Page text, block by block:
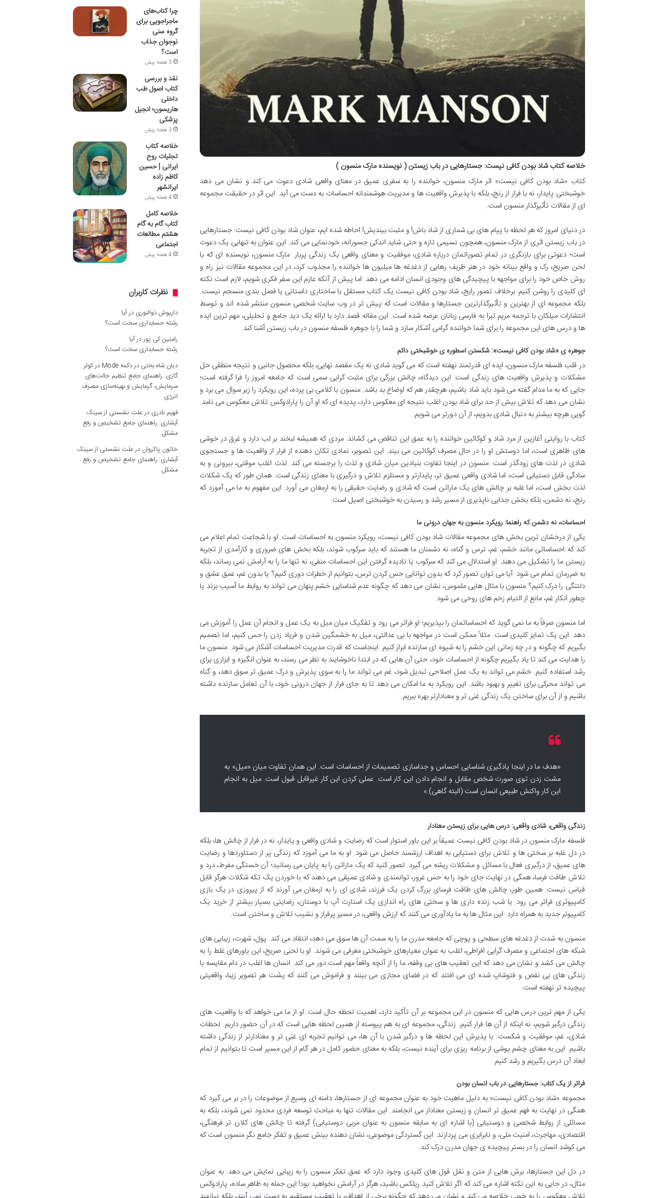
خلاصه کتاب شاد بودن کافی نیست: جستارهایی در باب زیستن ( نویسنده مارک منسون )
کتاب «شاد بودن کافی نیست» اثر مارک منسون، خواننده را به سفری عمیق در معنای واقعی شادی دعوت می کند و نشان می دهد
خوشبختی پایدار، نه با فرار از رنج، بلکه با پذیرش واقعیت ها و مدیریت هوشمندانه احساسات به دست می آید. این اثر در حقیقت مجموعه
ای از مقالات تأثیرگذار منسون است.
در دنیای امروز که هر لحظه با پیام های بی شماری از شاد باش! و مثبت بیندیش! احاطه شده ایم، عنوان شاد بودن کافی نیست: جستارهایی
در باب زیستن اثری از مارک منسون، همچون نسیمی تازه و حتی شاید اندکی جسورانه، خودنمایی می کند. این عنوان به تنهایی یک دعوت
است؛ دعوتی برای بازنگری در تمام تصوراتمان درباره شادی، موفقیت و معنای واقعی یک زندگی پربار. مارک منسون، نویسنده ای که با
لحن صریح، رک و واقع بینانه خود در هنر ظریف رهایی از دغدغه ها میلیون ها خواننده را مجذوب کرد، در این مجموعه مقالات نیز راه و
روش خاص خود را برای مواجهه با پیچیدگی های وجودی انسان ادامه می دهد. اما پیش از آنکه عازم این سفر فکری شویم، لازم است نکته
ای کلیدی را روشن کنیم: برخلاف تصور رایج، شاد بودن کافی نیست یک کتاب مستقل با ساختاری داستانی یا فصل بندی منسجم نیست.
بلکه مجموعه ای از بهترین و تأثیرگذارترین جستارها و مقالات است که پیش تر در وب سایت شخصی منسون منتشر شده اند و توسط
انتشارات میلکان با ترجمه مریم تبرا به فارسی زبانان عرضه شده است. این مقاله قصد دارد با ارائه یک دید جامع و تحلیلی، مهم ترین ایده
ها و درس های این مجموعه را برای شما خواننده گرامی آشکار سازد و شما را با جوهره فلسفه منسون در باب زیستن آشنا کند.
جوهره ی «شاد بودن کافی نیست»: شکستن اسطوره ی خوشبختی دائم
در قلب فلسفه مارک منسون، ایده ای قدرتمند نهفته است که می گوید شادی نه یک مقصد نهایی، بلکه محصول جانبی و نتیجه منطقی حل
مشکلات و پذیرش واقعیت های زندگی است. این دیدگاه، چالش بزرگی برای مثبت گرایی سمی است که جامعه امروز را فرا گرفته است؛
جایی که به ما مدام گفته می شود باید شاد باشیم، هرچقدر هم که اوضاع بد باشد. منسون با کلامی بی پرده، این رویکرد را زیر سوال می برد و
نشان می دهد که تلاش بیش از حد برای شاد بودن اغلب نتیجه ای معکوس دارد، پدیده ای که او آن را پارادوکس تلاش معکوس می نامد.
گویی هرچه بیشتر به دنبال شادی بدویم، از آن دورتر می شویم.
کتاب با روایتی آغازین از مرد شاد و کوکائین خواننده را به عمق این تناقض می کشاند. مردی که همیشه لبخند بر لب دارد و غرق در خوشی
های ظاهری است، اما دوستش او را در حال مصرف کوکائین می بیند. این تصویر، نمادی تکان دهنده از فرار از واقعیت ها و جستجوی
شادی در لذت های زودگذر است. منسون در اینجا تفاوت بنیادین میان شادی و لذت را برجسته می کند. لذت اغلب موقتی، بیرونی و به
سادگی قابل دستیابی است، اما شادی واقعی عمیق تر، پایدارتر و مستلزم تلاش و درگیری با معنای زندگی است. همان طور که یک شکلات
لذت بخش است، اما غلبه بر چالش های یک ماراتن است که شادی و رضایت حقیقی را به ارمغان می آورد. این مفهوم به ما می آموزد که
رنج، نه دشمن، بلکه بخش جدایی ناپذیری از مسیر رشد و رسیدن به خوشبختی اصیل است.
احساسات، نه دشمن که راهنما: رویکرد منسون به جهان درونی ما
یکی از درخشان ترین بخش های مجموعه مقالات شاد بودن کافی نیست، رویکرد منسون به احساسات است. او با شجاعت تمام اعلام می
کند که احساساتی مانند خشم، غم، ترس و گناه، نه دشمنان ما هستند که باید سرکوب شوند، بلکه بخش های ضروری و کارآمدی از تجربه
زیستن ما را تشکیل می دهند. او استدلال می کند که سرکوب یا نادیده گرفتن این احساسات منفی، نه تنها ما را به آرامش نمی رساند، بلکه
به ضررمان تمام می شود. آیا می توان تصور کرد که بدون توانایی حس کردن ترس، بتوانیم از خطرات دوری کنیم؟ یا بدون غم، عمق عشق و
دلتنگی را درک کنیم؟ منسون با مثال هایی ملموس، نشان می دهد که چگونه عدم شناسایی خشم پنهان می تواند به روابط ما آسیب بزند یا
چطور انکار غم، مانع از التیام زخم های روحی می شود.
اما منسون صرفاً به ما نمی گوید که احساساتمان را بپذیریم؛ او فراتر می رود و تفکیک میان میل به یک عمل و انجام آن عمل را آموزش می
دهد. این یک تمایز کلیدی است. مثلاً ممکن است در مواجهه با بی عدالتی، میل به خشمگین شدن و فریاد زدن را حس کنیم، اما تصمیم
بگیریم که چگونه و در چه زمانی این خشم را به شیوه ای سازنده ابراز کنیم. اینجاست که قدرت مدیریت احساسات آشکار می شود. منسون ما
را هدایت می کند تا یاد بگیریم چگونه از احساسات خود، حتی آن هایی که در ابتدا ناخوشایند به نظر می رسند، به عنوان انگیزه و ابزاری برای
رشد استفاده کنیم. خشم می تواند به یک عمل اصلاحی تبدیل شود، غم می تواند ما را به سوی پذیرش و درک عمیق تر سوق دهد، و گناه
می تواند محرکی برای تغییر و بهبود باشد. این رویکرد به ما امکان می دهد تا به جای فرار از جهان درونی خود، با آن تعامل سازنده داشته
باشیم و از آن برای ساختن یک زندگی غنی تر و معنادارتر بهره ببریم.
«هدف ما در اینجا یادگیری شناسایی احساس و جداسازی تصمیمات از احساسات است. این همان تفاوت میان «میل» به
مشت زدن توی صورت شخص مقابل و انجام دادن این کار است. عملی کردن این کار غیرقابل قبول است. میل به انجام
این کار واکنش طبیعی انسان است (البته گاهی).»
زندگی واقعی، شادی واقعی: درس هایی برای زیستن معنادار
فلسفه مارک منسون در شاد بودن کافی نیست عمیقاً بر این باور استوار است که رضایت و شادی واقعی و پایدار، نه در فرار از چالش ها، بلکه
در دل غلبه بر سختی ها و تلاش برای دستیابی به اهداف ارزشمند حاصل می شود. او به ما می آموزد که زندگی پر از دستاوردها و رضایت
های عمیق، از درگیری فعال با مسائل و مشکلات ریشه می گیرد. تصور کنید که یک ماراتن را به پایان می رسانید؛ آن خستگی مفرط، درد و
تلاش طاقت فرسا، همگی در نهایت جای خود را به حس غرور، توانمندی و شادی عمیقی می دهند که با خوردن یک تکه شکلات هرگز قابل
قیاس نیست. همین طور، چالش های طاقت فرسای بزرگ کردن یک فرزند، شادی ای را به ارمغان می آورند که از پیروزی در یک بازی
کامپیوتری فراتر می رود. یا شب زنده داری ها و سختی های راه اندازی یک استارت آپ با دوستان، رضایتی بسیار بیشتر از خرید یک
کامپیوتر جدید به همراه دارد. این مثال ها به ما یادآوری می کنند که ارزش واقعی، در مسیر پرفراز و نشیب تلاش و ساختن است.
منسون به شدت از دغدغه های سطحی و پوچی که جامعه مدرن ما را به سمت آن ها سوق می دهد، انتقاد می کند. پول، شهرت، زیبایی های
شبکه های اجتماعی و مصرف گرایی افراطی، اغلب به عنوان معیارهای خوشبختی معرفی می شوند. او با لحنی صریح، این باورهای غلط را به
چالش می کشد و نشان می دهد که این تعقیب های بی وقفه، ما را از آنچه واقعاً مهم است دور می کند. انسان ها اغلب در دام مقایسه با
زندگی های بی نقص و فتوشاپ شده ای می افتند که در فضای مجازی می بینند و فراموش می کنند که پشت هر تصویر زیبا، واقعیتی
پیچیده تر نهفته است.
یکی از مهم ترین درس هایی که منسون در این مجموعه بر آن تأکید دارد، اهمیت لحظه حال است. او از ما می خواهد که با واقعیت های
زندگی درگیر شویم، نه اینکه از آن ها فرار کنیم. زندگی، مجموعه ای به هم پیوسته از همین لحظه هایی است که در آن حضور داریم. لحظات
شادی، غم، موفقیت و شکست. با پذیرش این لحظه ها و درگیر شدن با آن ها، می توانیم تجربه ای غنی تر و معنادارتر از زندگی داشته
باشیم. این به معنای چشم پوشی از برنامه ریزی برای آینده نیست، بلکه به معنای حضور کامل در هر گام از این مسیر است تا بتوانیم از تمام
ابعاد آن درس بگیریم و رشد کنیم.
فراتر از یک کتاب: جستارهایی در باب انسان بودن
مجموعه «شاد بودن کافی نیست» به دلیل ماهیت خود به عنوان مجموعه ای از جستارها، دامنه ای وسیع از موضوعات را در بر می گیرد که
همگی در نهایت به فهم عمیق تر انسان و زیستن معنادار می انجامند. این مقالات تنها به مباحث توسعه فردی محدود نمی شوند، بلکه به
مسائلی از روابط شخصی و دوستیابی (با اشاره ای به سابقه منسون به عنوان مربی دوستیابی) گرفته تا چالش های کلان تر فرهنگی،
اقتصادی، مهاجرت، امنیت ملی، و نابرابری می پردازند. این گستردگی موضوعی، نشان دهنده بینش عمیق و تفکر جامع نگر منسون است که
می کوشد انسان را در بستر پیچیده ی جهان مدرن درک کند.
در دل این جستارها، برش هایی از متن و نقل قول های کلیدی وجود دارد که عمق تفکر منسون را به زیبایی نمایش می دهد. به عنوان
مثال، در جایی به این نکته اشاره می کند که اگر تلاش کنید ریلکس باشید، هرگز در آرامش نخواهید بود! این جمله به ظاهر ساده، پارادوکس
چرا کتاب‌های
ماجراجویی برای
گروه سنی
نوجوان جذاب
است؟
3 هفته پیش
نقد و بررسی
کتاب اصول طب
داخلی
هاریسون؛ انجیل
پزشکی
3 هفته پیش
خلاصه کتاب
تجلیات روح
ایرانی | حسین
کاظم زاده
ایرانشهر
4 هفته پیش
خلاصه کامل
کتاب گام به گام
هشتم مطالعات
اجتماعی
4 هفته پیش
نظرات کاربران
داریوش ذوالنوری درآیا
رشته حسابداری سخت است؟
رامتین کی پوردرآیا
رشته حسابداری سخت است؟
دیان شاه بختی در
دکمه Mode در کولر
گازی: راهنمای جامع تنظیم حالت‌های
سرمایش، گرمایش و بهینه‌سازی مصرف
انرژی
فهیم نادری درعلت نشستی از سینک
آبشاری: راهنمای جامع تشخیص و رفع
مشکل
خاتون پاکروان درعلت نشستی از سینک
آبشاری: راهنمای جامع تشخیص و رفع
مشکل